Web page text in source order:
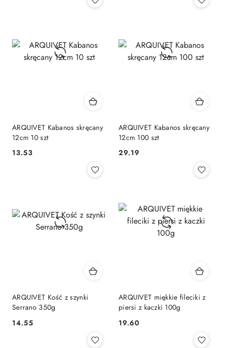
ARQUIVET Kabanos skręcany
12cm 10 szt
Cena:
13.53
ARQUIVET Kabanos skręcany
12cm 100 szt
Cena:
29.19
ARQUIVET Kość z szynki
Serrano 350g
Cena:
14.55
ARQUIVET miękkie fileciki z
piersi z kaczki 100g
Cena:
19.60